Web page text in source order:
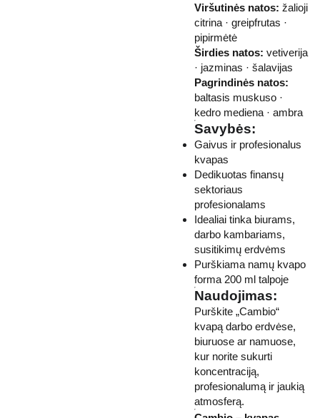
Viršutinės natos: žalioji
citrina · greipfrutas ·
pipirmėtė
Širdies natos: vetiverija
· jazminas · šalavijas
Pagrindinės natos:
baltasis muskuso ·
kedro mediena · ambra
Savybės:
Gaivus ir profesionalus
kvapas
Dedikuotas finansų
sektoriaus
profesionalams
Idealiai tinka biurams,
darbo kambariams,
susitikimų erdvėms
Purškiama namų kvapo
forma 200 ml talpoje
Naudojimas:
Purškite „Cambio“
kvapą darbo erdvėse,
biuruose ar namuose,
kur norite sukurti
koncentraciją,
profesionalumą ir jaukią
atmosferą.